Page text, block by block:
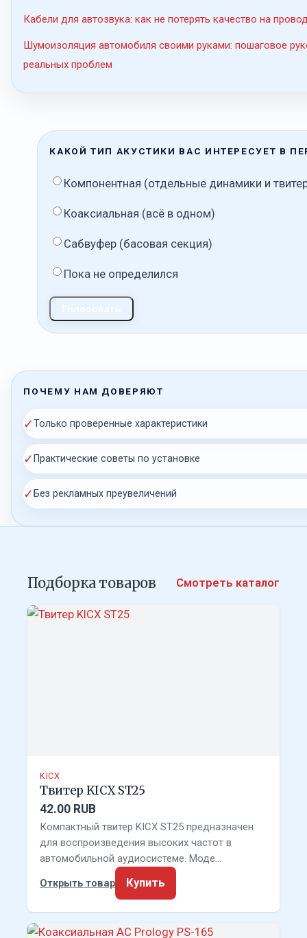
Кабели для автозвука: как не потерять качество на
Шумоизоляция автомобиля своими руками: пошаговое
реальных проблем
КАКОЙ ТИП АКУСТИКИ ВАС ИНТЕРЕСУЕТ В
Компонентная (отдельные динамики и
Коаксиальная (всё в одном)
Сабвуфер (басовая секция)
Пока не определился
ПОЧЕМУ НАМ ДОВЕРЯЮТ
✓Только проверенные характеристики
✓Практические советы по установке
✓Без рекламных преувеличений
Подборка товаров Смотреть каталог
KICX
Твитер KICX ST25
42.00 RUB
Компактный твитер KICX ST25 предназначен
для воспроизведения высоких частот в
автомобильной аудиосистеме. Моде…
Открыть товар
Купить